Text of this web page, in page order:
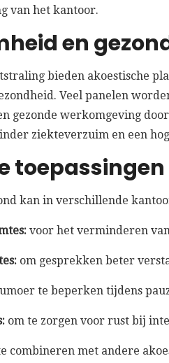
van het kantoor.
en
bieden akoestische
Veel panelen
gezonde werkomgeving
ziekteverzuim en een
toepassingen
kan in verschillende
voor het verminderen
om gesprekken beter
te beperken tijdens
om te zorgen voor rust bij
combineren met andere